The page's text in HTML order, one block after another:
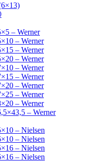
– Werner
– Werner
– Werner
– Werner
– Werner
– Werner
– Werner
– Werner
– Werner
– Werner
– Nielsen
– Nielsen
– Nielsen
– Nielsen